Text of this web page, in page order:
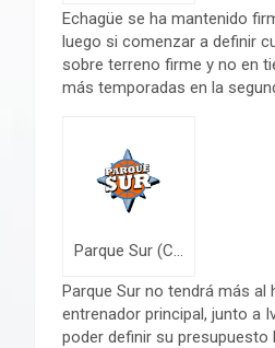
Echagüe se ha mantenido
luego si comenzar a definir
sobre terreno firme y no en
más temporadas en la
Parque Sur (C. del Uruguay)
Parque Sur no tendrá más al
entrenador principal, junto a
poder definir su